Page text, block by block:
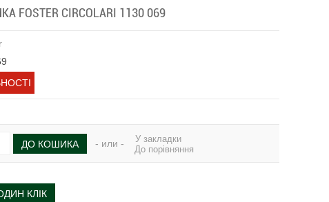
FOSTER CIRCOLARI 1130 069
ДО КОШИКА - или -
У закладки
До порівняння
КЛІК